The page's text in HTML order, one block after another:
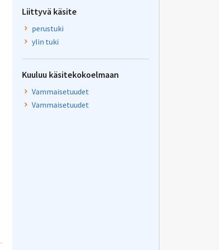
Liittyvä käsite
perustuki
ylin tuki
Kuuluu käsitekokoelmaan
Vammaisetuudet
Vammaisetuudet